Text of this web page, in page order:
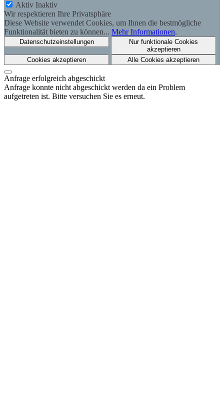
Aktiv Inaktiv
Wir respektieren Ihre Privatsphäre
Diese Website verwendet Cookies, um Ihnen die bestmögliche
Funktionalität bieten zu können... Mehr Informationen.
Datenschutzeinstellungen
Nur funktionale Cookies
akzeptieren
Cookies akzeptieren
Alle Cookies akzeptieren
Anfrage erfolgreich abgeschickt
Anfrage konnte nicht abgeschickt werden da ein Problem
aufgetreten ist. Bitte versuchen Sie es erneut.